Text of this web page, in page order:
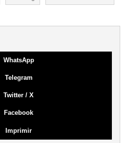
WhatsApp
Telegram
Twitter / X
Facebook
Imprimir